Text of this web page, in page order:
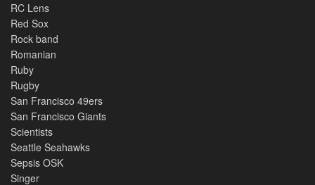
RC Lens
Red Sox
Rock band
Romanian
Ruby
Rugby
San Francisco 49ers
San Francisco Giants
Scientists
Seattle Seahawks
Sepsis OSK
Singer